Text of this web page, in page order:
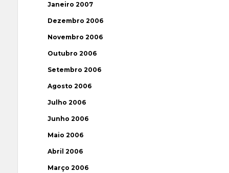
Janeiro 2007
Dezembro 2006
Novembro 2006
Outubro 2006
Setembro 2006
Agosto 2006
Julho 2006
Junho 2006
Maio 2006
Abril 2006
Março 2006